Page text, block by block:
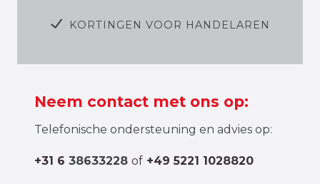
KORTINGEN VOOR HANDELAREN
Neem contact met ons op:
Telefonische ondersteuning en advies op:
+31 6 38633228 of +49 5221 1028820